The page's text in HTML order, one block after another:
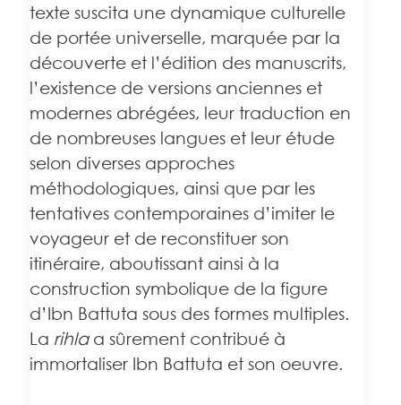
texte suscita une dynamique culturelle
de portée universelle, marquée par la
découverte et l’édition des manuscrits,
l’existence de versions anciennes et
modernes abrégées, leur traduction en
de nombreuses langues et leur étude
selon diverses approches
méthodologiques, ainsi que par les
tentatives contemporaines d’imiter le
voyageur et de reconstituer son
itinéraire, aboutissant ainsi à la
construction symbolique de la figure
d’Ibn Battuta sous des formes multiples.
La rihlaa sûrement contribué à
immortaliser Ibn Battuta et son oeuvre.